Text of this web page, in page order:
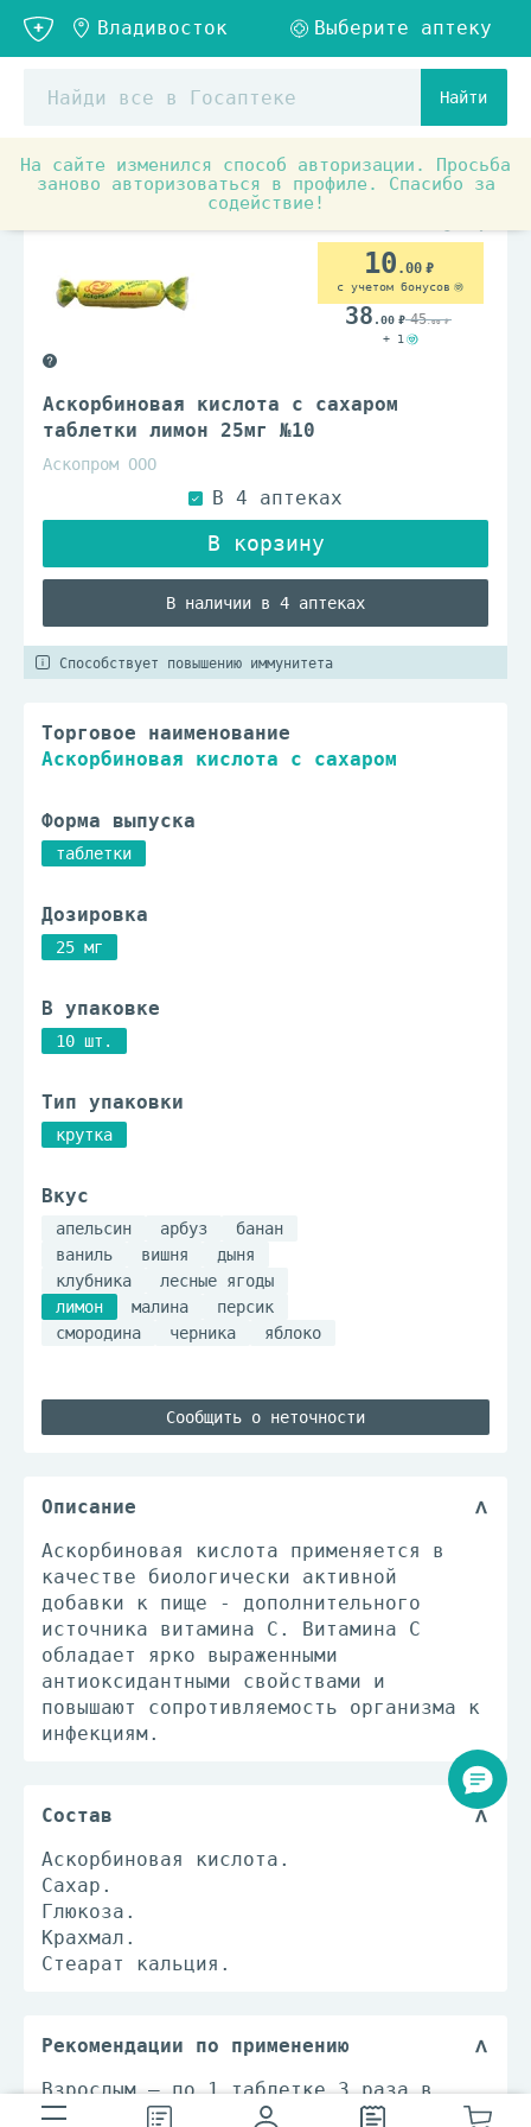
Найти
На сайте изменился способ авторизации. Просьба
заново авторизоваться в профиле. Спасибо за
содействие!
Аптечные товары Витамины и БАД Витамины и
Аскорбиновая кислота с сахаром
таблетки лимон 25мг №10
Аскопром ООО
В наличии в 4 аптеках
10 .00
с учетом бонусов
38 .00 45.00
+ 1
Способствует повышению иммунитета
Торговое наименование
Аскорбиновая кислота с сахаром
Форма выпуска
таблетки
Дозировка
25 мг
В упаковке
10 шт.
Тип упаковки
крутка
Вкус
апельсин арбуз
банан
ваниль
вишня
дыня
клубника
лесные ягоды
лимон
малина
персик
смородина
черника яблоко
Сообщить о неточности
Описание
Аскорбиновая кислота применяется в
качестве биологически активной
добавки к пище - дополнительного
источника витамина С. Витамина С
обладает ярко выраженными
антиоксидантными свойствами и
повышают сопротивляемость организма к
инфекциям.
Состав
Аскорбиновая кислота.
Сахар.
Глюкоза.
Крахмал.
Стеарат кальция.
Рекомендации по применению
Взрослым – по 1 таблетке 3 раза в
день во время еды. Продолжительность